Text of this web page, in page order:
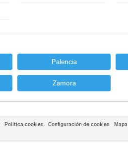
Palencia
Zamora
Política cookies Configuración de cookies Mapa